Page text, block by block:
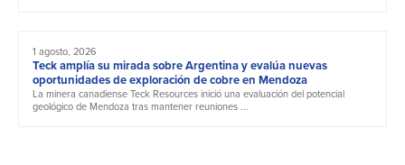
1 agosto, 2026
Teck amplía su mirada sobre Argentina y evalúa nuevas
oportunidades de exploración de cobre en Mendoza
La minera canadiense Teck Resources inició una evaluación del potencial
geológico de Mendoza tras mantener reuniones ...